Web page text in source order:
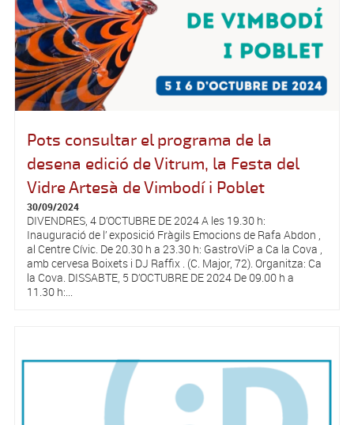
Pots consultar el programa de la
desena edició de Vitrum, la Festa del
Vidre Artesà de Vimbodí i Poblet
30/09/2024
DIVENDRES, 4 D’OCTUBRE DE 2024 A les 19.30 h:
Inauguració de l’ exposició Fràgils Emocions de Rafa Abdon ,
al Centre Cívic. De 20.30 h a 23.30 h: GastroViP a Ca la Cova ,
amb cervesa Boixets i DJ Raffix . (C. Major, 72). Organitza: Ca
la Cova. DISSABTE, 5 D’OCTUBRE DE 2024 De 09.00 h a
11.30 h:...